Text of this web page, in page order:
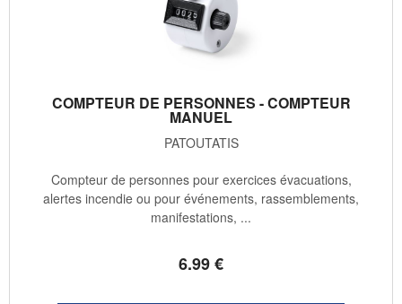
COMPTEUR DE PERSONNES - COMPTEUR
MANUEL
PATOUTATIS
6.99€
Compteur de personnes pour exercices évacuations,
alertes incendie ou pour événements, rassemblements,
manifestations, ...